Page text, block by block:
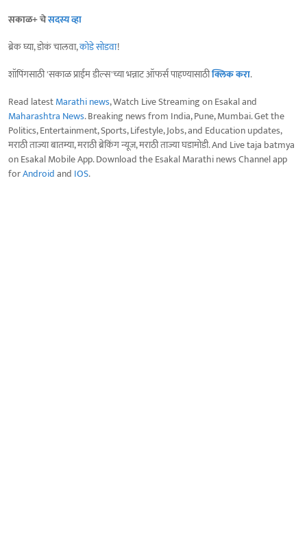
सकाळ+ चेसदस्य व्हा
ब्रेक घ्या, डोकं चालवा,कोडे सोडवा!
शॉपिंगसाठी 'सकाळ प्राईम डील्स'च्या भन्नाट ऑफर्स पाहण्यासाठीक्लिक करा.
Read latestMarathi news, Watch Live Streaming on Esakal and
Maharashtra News. Breaking news from India, Pune, Mumbai. Get the
Politics, Entertainment, Sports, Lifestyle, Jobs, and Education updates,
मराठी ताज्या बातम्या, मराठी ब्रेकिंग न्यूज, मराठी ताज्या घडामोडी. And Live taja batmya
on Esakal Mobile App. Download the Esakal Marathi news Channel app
forAndroidand IOS.